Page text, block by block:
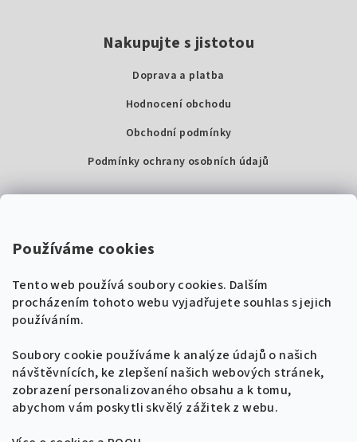
Používáme cookies
Tento web používá soubory cookies. Dalším
procházením tohoto webu vyjadřujete souhlas s jejich
používáním.
Soubory cookie používáme k analýze údajů o našich
návštěvnících, ke zlepšení našich webových stránek,
zobrazení personalizovaného obsahu a k tomu,
abychom vám poskytli skvělý zážitek z webu.
Nakupujte s jistotou
Doprava a platba
Hodnocení obchodu
Obchodní podmínky
Podmínky ochrany osobních údajů
Super Noty, s.r.o.
IČ: 04568672
+420 604 485 792
info@supernoty.cz
V pracovních dnech od 8:00 do 17:00
🎸 Naladíme tě na nové zpěvníky!
Získej tipy, novinky a 10 % slevuna první
objednávku.